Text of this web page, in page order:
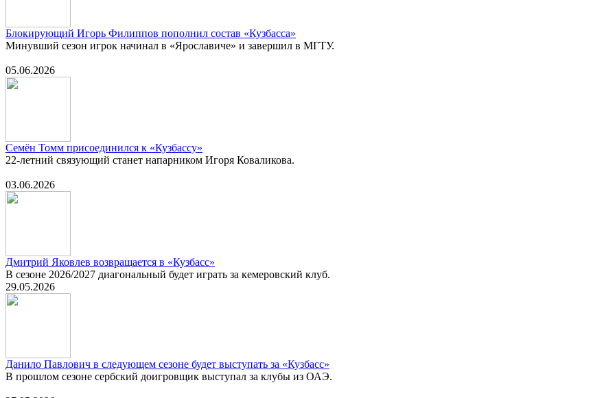
Блокирующий Игорь Филиппов пополнил состав «Кузбасса»
Минувший сезон игрок начинал в «Ярославиче» и завершил в МГТУ.
05.06.2026
Семён Томм присоединился к «Кузбассу»
22-летний связующий станет напарником Игоря Коваликова.
03.06.2026
Дмитрий Яковлев возвращается в «Кузбасс»
В сезоне 2026/2027 диагональный будет играть за кемеровский клуб.
29.05.2026
Данило Павлович в следующем сезоне будет выступать за «Кузбасс»
В прошлом сезоне сербский доигровщик выступал за клубы из ОАЭ.